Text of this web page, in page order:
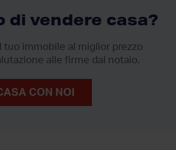
di vendere casa?
tuo immobile al miglior prezzo
alle firme dal notaio.
CON NOI